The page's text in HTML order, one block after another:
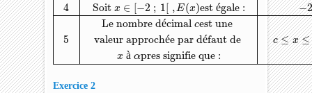
4
Soit x ∈ [−2 ; 1[ , E(x)est égale : −2
Le nombre décimal cest une
5
valeur approchée par défaut de c ≤ x ≤
x à αpres signifie que :
Exercice 2